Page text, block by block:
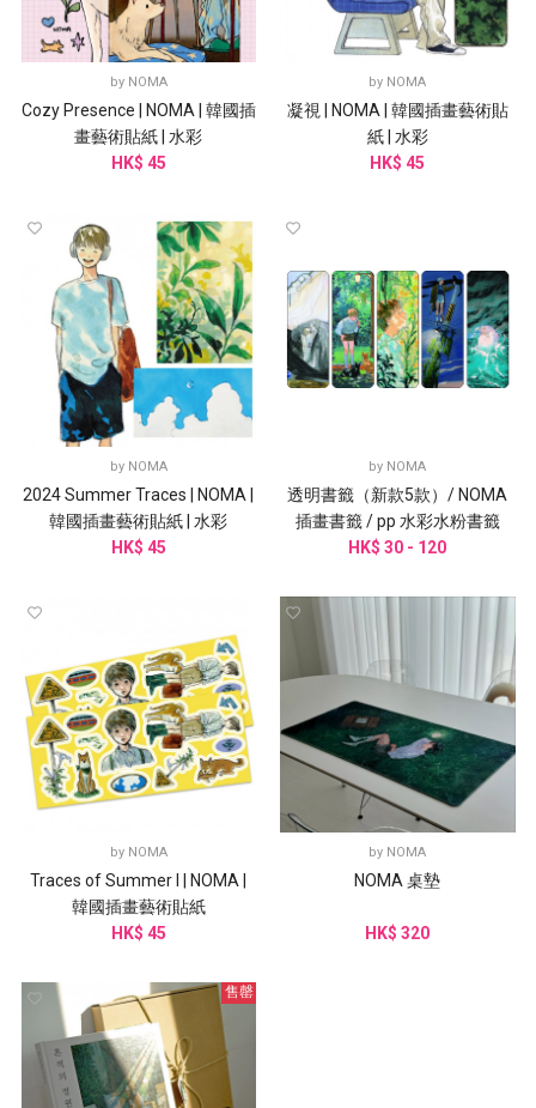
by NOMA
Cozy Presence | NOMA | 韓國插
畫藝術貼紙 | 水彩
HK$ 45
by NOMA
凝視 | NOMA | 韓國插畫藝術貼
紙 | 水彩
HK$ 45
by NOMA
2024 Summer Traces | NOMA |
韓國插畫藝術貼紙 | 水彩
HK$ 45
by NOMA
透明書籤（新款5款）/ NOMA
插畫書籤 / pp 水彩水粉書籤
HK$ 30 - 120
by NOMA
Traces of Summer I | NOMA |
韓國插畫藝術貼紙
HK$ 45
by NOMA
NOMA 桌墊
HK$ 320
售罄